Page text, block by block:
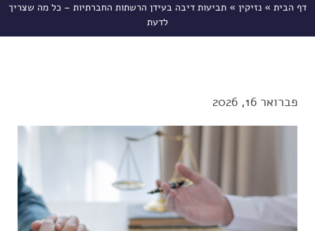
דף הבית » נזיקין » תביעות דיבה בעידן הרשתות החברתיות – כל מה שצריך
לדעת
פברואר 16, 2026